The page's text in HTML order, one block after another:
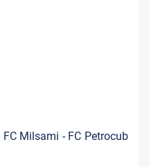
FC Milsami - FC Petrocub